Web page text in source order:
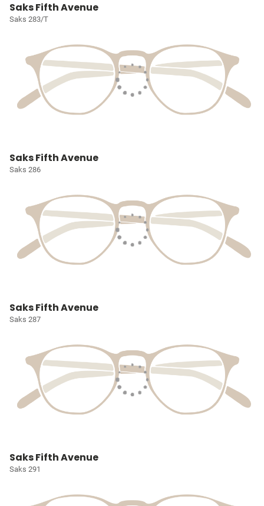
Saks Fifth Avenue
Saks 283/T
Saks Fifth Avenue
Saks 286
Saks Fifth Avenue
Saks 287
Saks Fifth Avenue
Saks 291